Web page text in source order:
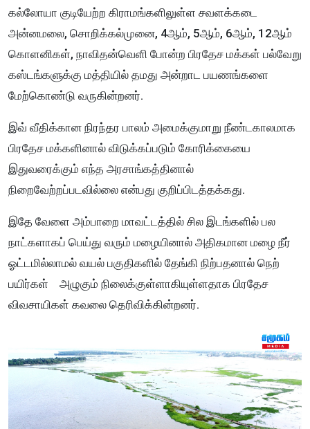
கல்லோயா குடியேற்ற கிராமங்களிலுள்ள சவளக்கடை
அன்னமலை, சொறிக்கல்முனை, 4ஆம், 5ஆம், 6ஆம், 12ஆம்
கொளனிகள், நாவிதன்வெளி போன்ற பிரதேச மக்கள் பல்வேறு
கஸ்டங்களுக்கு மத்தியில் தமது அன்றாட பயணங்களை
மேற்கொண்டு வருகின்றனர்.
இவ் வீதிக்கான நிரந்தர பாலம் அமைக்குமாறு நீண்டகாலமாக
பிரதேச மக்களினால் விடுக்கப்படும் கோரிக்கையை
இதுவரைக்கும் எந்த அரசாங்கத்தினால்
நிறைவேற்றப்படவில்லை என்பது குறிப்பிடத்தக்கது.
இதே வேளை அம்பாறை மாவட்டத்தில் சில இடங்களில் பல
நாட்களாகப் பெய்து வரும் மழையினால் அதிகமான மழை நீர்
ஓட்டமில்லாமல் வயல் பகுதிகளில் தேங்கி நிற்பதனால் நெற்
பயிர்கள் அழுகும் நிலைக்குள்ளாகியுள்ளதாக பிரதேச
விவசாயிகள் கவலை தெரிவிக்கின்றனர்.